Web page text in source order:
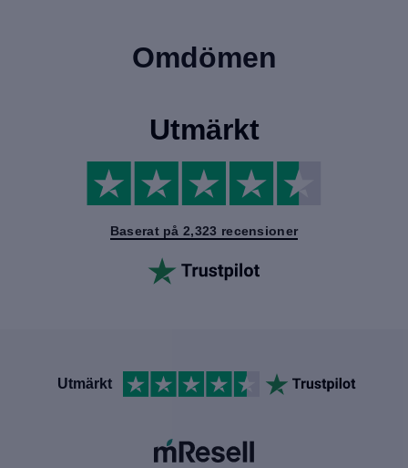
Omdömen
Utmärkt
Baserat på 2,323 recensioner
Utmärkt